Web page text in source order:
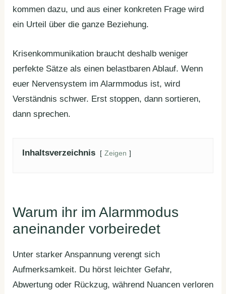
kommen dazu, und aus einer konkreten Frage wird
ein Urteil über die ganze Beziehung.
Krisenkommunikation braucht deshalb weniger
perfekte Sätze als einen belastbaren Ablauf. Wenn
euer Nervensystem im Alarmmodus ist, wird
Verständnis schwer. Erst stoppen, dann sortieren,
dann sprechen.
Inhaltsverzeichnis Zeigen
Warum ihr im Alarmmodus
aneinander vorbeiredet
Unter starker Anspannung verengt sich
Aufmerksamkeit. Du hörst leichter Gefahr,
Abwertung oder Rückzug, während Nuancen verloren